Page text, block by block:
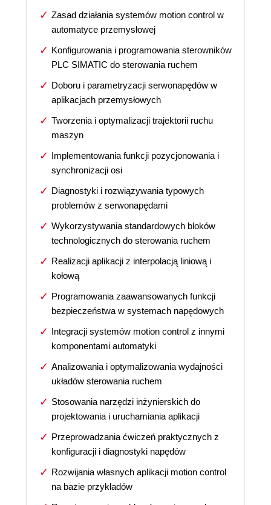
Zasad działania systemów motion control w
automatyce przemysłowej
Konfigurowania i programowania sterowników
PLC SIMATIC do sterowania ruchem
Doboru i parametryzacji serwonapędów w
aplikacjach przemysłowych
Tworzenia i optymalizacji trajektorii ruchu
maszyn
Implementowania funkcji pozycjonowania i
synchronizacji osi
Diagnostyki i rozwiązywania typowych
problemów z serwonapędami
Wykorzystywania standardowych bloków
technologicznych do sterowania ruchem
Realizacji aplikacji z interpolacją liniową i
kołową
Programowania zaawansowanych funkcji
bezpieczeństwa w systemach napędowych
Integracji systemów motion control z innymi
komponentami automatyki
Analizowania i optymalizowania wydajności
układów sterowania ruchem
Stosowania narzędzi inżynierskich do
projektowania i uruchamiania aplikacji
Przeprowadzania ćwiczeń praktycznych z
konfiguracji i diagnostyki napędów
Rozwijania własnych aplikacji motion control
na bazie przykładów